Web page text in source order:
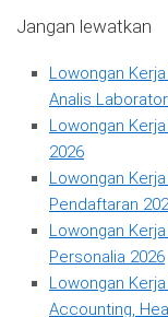
Jangan lewatkan
Lowongan
Analis
Lowongan
2026
Lowongan
Pendaftaran
Lowongan
Personalia 2026
Lowongan
Accounting,